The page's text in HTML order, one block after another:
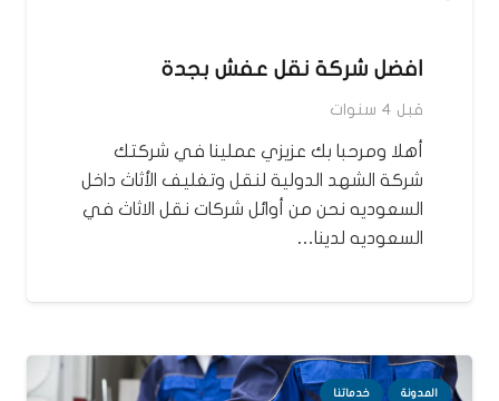
افضل شركة نقل عفش بجدة
قبل 4 سنوات
أهلا ومرحبا بك عزيزي عملينا في شركتك
شركة الشهد الدولية لنقل وتغليف الأثاث داخل
السعوديه نحن من أوائل شركات نقل الاثاث في
السعوديه لدينا…
المدونة خدماتنا